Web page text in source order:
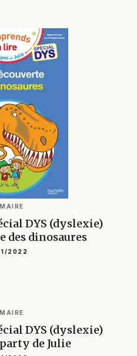
DYS (dyslexie)
des dinosaures
2022